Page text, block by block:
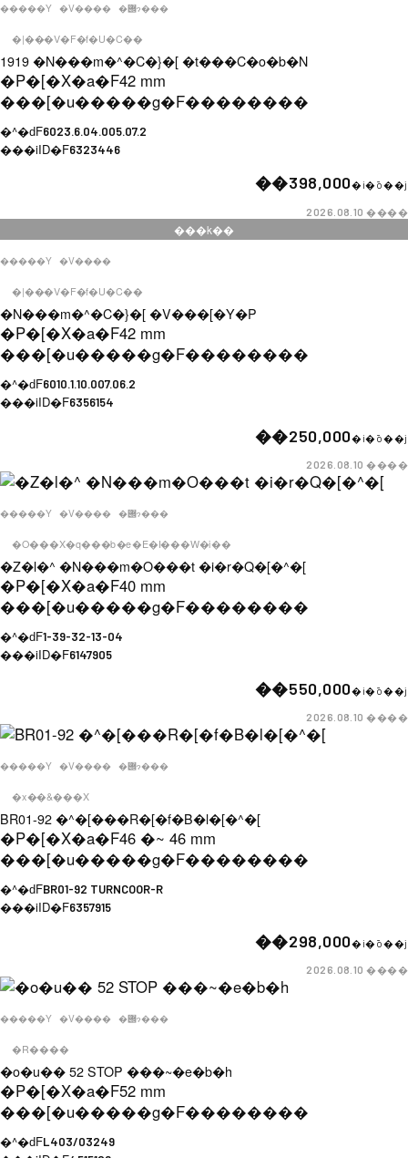
�����Y �V���� �݌ɂ���
�|���V�F�f�U�C��
1919 �N���m�^�C�}�[ �t���C�o�b�N
�P�[�X�a�F42 mm
���[�u�����g�F��������
�^�ԁF6023.6.04.005.07.2
���iID�F6323446
��398,000�i�ō��j
2026.08.10����
���k��
�����Y �V����
�|���V�F�f�U�C��
�N���m�^�C�}�[ �V���[�Y�P
�P�[�X�a�F42 mm
���[�u�����g�F��������
�^�ԁF6010.1.10.007.06.2
���iID�F6356154
��250,000�i�ō��j
2026.08.10����
�����Y �V���� �݌ɂ���
�O���X�q���b�e�E�I���W�i��
�Z�l�^ �N���m�O���t �i�r�Q�[�^�[
�P�[�X�a�F40 mm
���[�u�����g�F��������
�^�ԁF1-39-32-13-04
���iID�F6147905
��550,000�i�ō��j
2026.08.10����
�����Y �V���� �݌ɂ���
�x��&���X
BR01-92 �^�[���R�[�f�B�l�[�^�[
�P�[�X�a�F46 �~ 46 mm
���[�u�����g�F��������
�^�ԁFBR01-92 TURNCOOR-R
���iID�F6357915
��298,000�i�ō��j
2026.08.10����
�����Y �V���� �݌ɂ���
�R����
�o�u�� 52 STOP ���~�e�b�h
�P�[�X�a�F52 mm
���[�u�����g�F��������
�^�ԁFL403/03249